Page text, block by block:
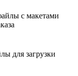
с макетами
для загрузки